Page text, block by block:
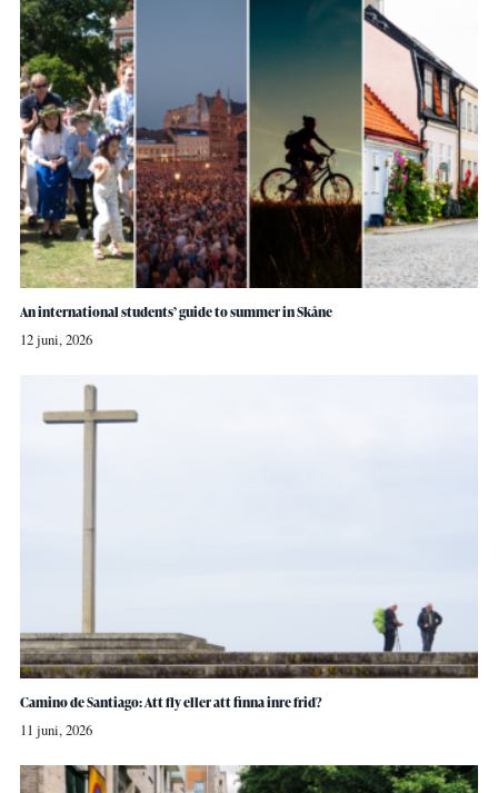
An international students’ guide to summer in Skåne
12 juni, 2026
Camino de Santiago: Att fly eller att finna inre frid?
11 juni, 2026